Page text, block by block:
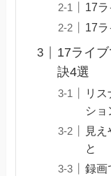
17
17
17ライ
訣4選
リ
ショ
見
と
録画